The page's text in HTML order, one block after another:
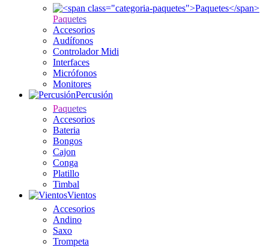
Paquetes
Accesorios
Audífonos
Controlador Midi
Interfaces
Micrófonos
Monitores
Percusión
Paquetes
Accesorios
Bateria
Bongos
Cajon
Conga
Platillo
Timbal
Vientos
Accesorios
Andino
Saxo
Trompeta